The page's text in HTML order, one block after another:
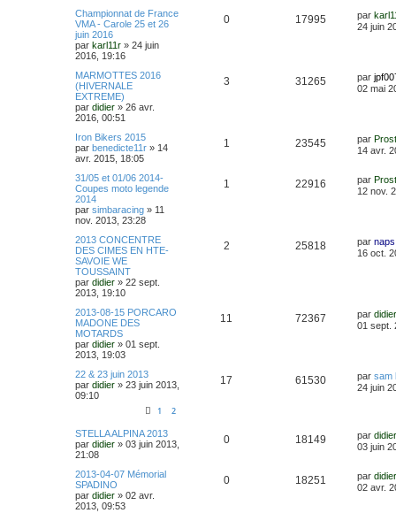
Championnat de France
VMA - Carole 25 et 26
juin 2016
par karl11r » 24 juin
2016, 19:16
0 17995 par
24 juin
MARMOTTES 2016
(HIVERNALE
EXTREME)
par didier » 26 avr.
2016, 00:51
3 31265 par
02 mai
Iron Bikers 2015
par benedicte11r » 14
avr. 2015, 18:05
1 23545 par
14 avr.
31/05 et 01/06 2014-
Coupes moto legende
2014
par simbaracing » 11
nov. 2013, 23:28
1 22916 par
12 nov.
2013 CONCENTRE
DES CIMES EN HTE-
SAVOIE WE
TOUSSAINT
par didier » 22 sept.
2013, 19:10
2 25818 par naps
16 oct.
2013-08-15 PORCARO
MADONE DES
MOTARDS
par didier » 01 sept.
2013, 19:03
11 72367 par didier
01 sept.
22 & 23 juin 2013
par didier » 23 juin 2013,
09:10
1 2
17 61530 par sam
24 juin
STELLA ALPINA 2013
par didier » 03 juin 2013,
21:08
0 18149 par didier
03 juin
2013-04-07 Mémorial
SPADINO
par didier » 02 avr.
2013, 09:53
0 18251 par didier
02 avr.